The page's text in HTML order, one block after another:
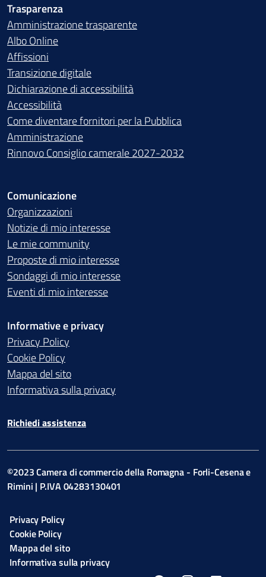
Trasparenza
Amministrazione trasparente
Albo Online
Affissioni
Transizione digitale
Dichiarazione di accessibilità
Accessibilità
Come diventare fornitori per la Pubblica
Amministrazione
Rinnovo Consiglio camerale 2027-2032
Comunicazione
Organizzazioni
Notizie di mio interesse
Le mie community
Proposte di mio interesse
Sondaggi di mio interesse
Eventi di mio interesse
Informative e privacy
Privacy Policy
Cookie Policy
Mappa del sito
Informativa sulla privacy
Richiedi assistenza
©2023 Camera di commercio della Romagna - Forli-Cesena e
Rimini | P.IVA 04283130401
Privacy Policy
Cookie Policy
Mappa del sito
Informativa sulla privacy